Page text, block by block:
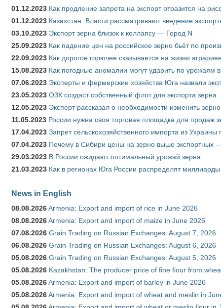
01.12.2023 Как продление запрета на экспорт отразится на
01.12.2023 Казахстан: Власти рассматривают введение
03.10.2023 Экспорт зерна близок к коллапсу — Город N
25.09.2023 Как падение цен на российское зерно бьёт по
22.09.2023 Как дорогое горючее сказывается на жизни аграриев
15.08.2023 Как погодные аномалии могут ударить по урожаям
07.06.2023 Эксперты и фермерские хозяйства Юга назвали
23.05.2023 ОЗК создаст собственный флот для экспорта зерна
12.05.2023 Эксперт рассказал о необходимости изменить
11.05.2023 России нужна своя торговая площадка для продаж
17.04.2023 Запрет сельскохозяйственного импорта из
07.04.2023 Почему в Сибири цены на зерно выше экспортных
29.03.2023 В России ожидают оптимальный урожай зерна
21.03.2023 Как в регионах Юга России распределят
News in English
08.08.2026Armenia: Export and import of rice in June 2026
08.08.2026Armenia: Export and import of maize in June 2026
07.08.2026 Grain Trading on Russian Exchanges: August 7, 2026
06.08.2026 Grain Trading on Russian Exchanges: August 6, 2026
05.08.2026 Grain Trading on Russian Exchanges: August 5, 2026
05.08.2026 Kazakhstan: The producer price of fine flour from
05.08.2026Armenia: Export and import of barley in June 2026
05.08.2026Armenia: Export and import of wheat and meslin in